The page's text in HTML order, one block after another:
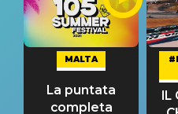
MALTA
La puntata
completa
IL